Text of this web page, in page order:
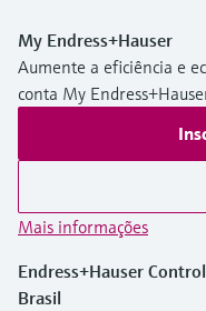
My Endress+Hauser
Aumente a eficiência e
conta My
Mais informações
Endress+Hauser
Brasil